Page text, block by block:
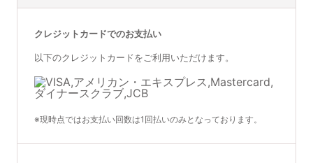
クレジットカードでのお支払い
以下のクレジットカードをご利用いただけます。
※現時点ではお支払い回数は1回払いのみとなっております。